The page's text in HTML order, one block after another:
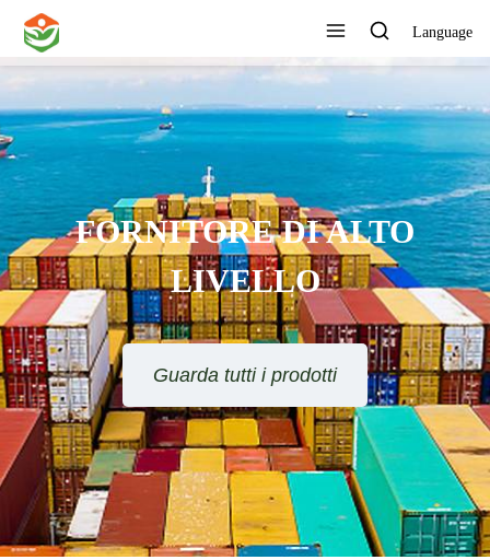
Language
FORNITORE DI ALTO
LIVELLO
Guarda tutti i prodotti